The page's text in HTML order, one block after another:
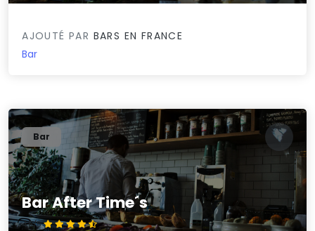
AJOUTÉ PAR BARS EN FRANCE
Bar
Bar After Time´s
4.5/5
Bar